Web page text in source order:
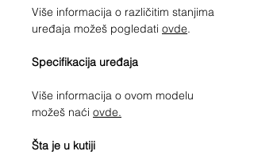
Više informacija o različitim stanjima
uređaja možeš pogledati ovde.
Specifikacija uređaja
Više informacija o ovom modelu
možeš naći ovde.
Šta je u kutiji